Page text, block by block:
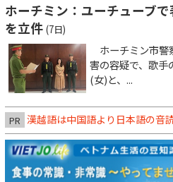
ホーチミン：ユーチューブ
を立件 (7日)
ホーチミン市警
害の容疑で、歌手
(女)と、...
PR 漢越語は中国語より日本語の音